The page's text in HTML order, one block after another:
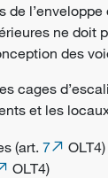
de
ne doit
des
cages
et les
(art. 7
OLT4)
OLT4)